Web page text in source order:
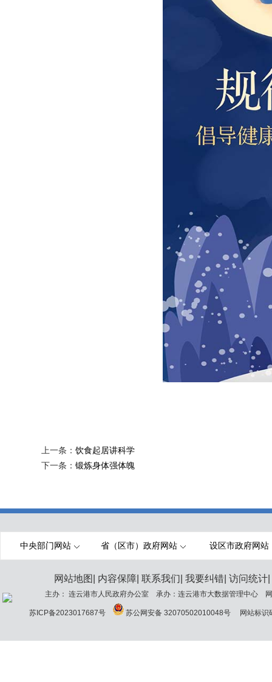
上一条： 饮食起居讲科学
下一条： 锻炼身体强体魄
中央部门网站 省（区市）政府网站 设区市政府网站
网站地图 内容保障| 联系我们 我要纠错| 访问统计|
主办： 连云港市人民政府办公室 承办：连云港市大数据管理中心
苏ICP备2023017687号 苏公网安备 32070502010048号 网站标识